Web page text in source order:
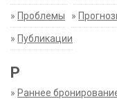
» Проблемы »
» Публикации
Р
» Раннее